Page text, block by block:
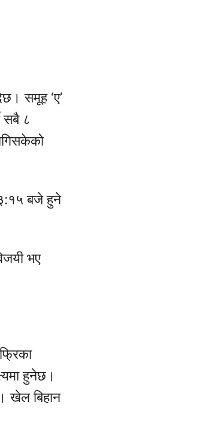
समूह ‘ए’
सबै ८
३:१५ बजे हुने
भए
हुनेछ।
खेल बिहान